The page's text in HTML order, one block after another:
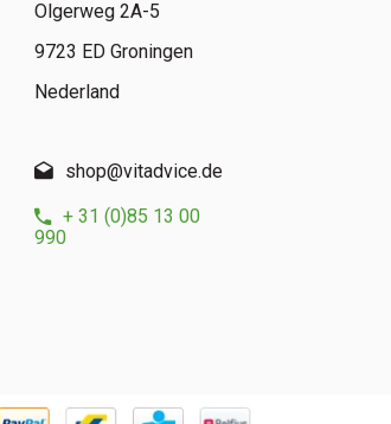
Olgerweg 2A-5
9723 ED Groningen
Nederland
shop@vitadvice.de
+ 31 (0)85 13 00
990